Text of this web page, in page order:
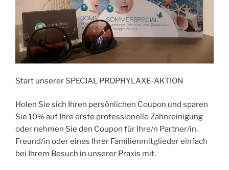
Start unserer SPECIAL PROPHYLAXE-AKTION
Holen Sie sich Ihren persönlichen Coupon und sparen
Sie 10% auf Ihre erste professionelle Zahnreinigung
oder nehmen Sie den Coupon für Ihre/n Partner/in,
Freund/in oder eines Ihrer Familienmitglieder einfach
bei Ihrem Besuch in unserer Praxis mit.